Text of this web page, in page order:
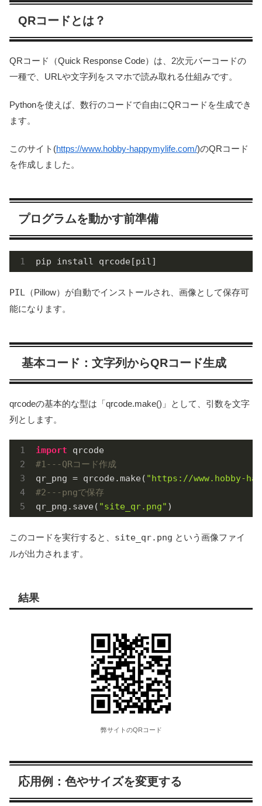
QRコードとは？
QRコード（Quick Response Code）は、2次元バーコードの
一種で、URLや文字列をスマホで読み取れる仕組みです。
Pythonを使えば、数行のコードで自由にQRコードを生成でき
ます。
このサイト(https://www.hobby-happymylife.com/)のQRコード
を作成しました。
プログラムを動かす前準備
pip install qrcode[pil]
PIL （Pillow）が自動でインストールされ、画像として保存可
能になります。
基本コード：文字列からQRコード生成
qrcodeの基本的な型は「qrcode.make()」として、引数を文字
列とします。
import
#1---QRコード作成
qr_png = qrcode.make( "https://www.hobby-
#2---pngで保存
qr_png.save( "site_qr.png" )
このコードを実行すると、 site_qr.png という画像ファイ
ルが出力されます。
結果
弊サイトのQRコード
応用例：色やサイズを変更する